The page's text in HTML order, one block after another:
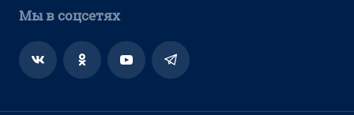
Мы в соцсетях